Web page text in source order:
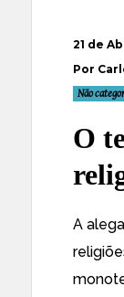
21 de
Por
Não
O
A